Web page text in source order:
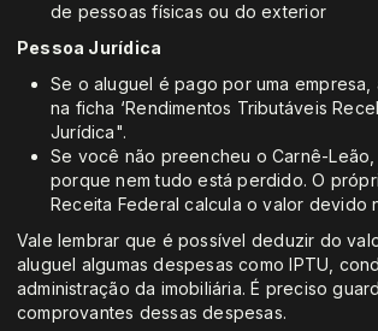
de pessoas físicas ou do exterior
Pessoa Jurídica
Se o aluguel é pago por uma empresa,
na ficha ‘Rendimentos Tributáveis
Jurídica".
Se você não preencheu o Carnê-Leão,
porque nem tudo está perdido. O
Receita Federal calcula o valor devido
Vale lembrar que é possível deduzir do
aluguel algumas despesas como IPTU,
administração da imobiliária. É preciso
comprovantes dessas despesas.